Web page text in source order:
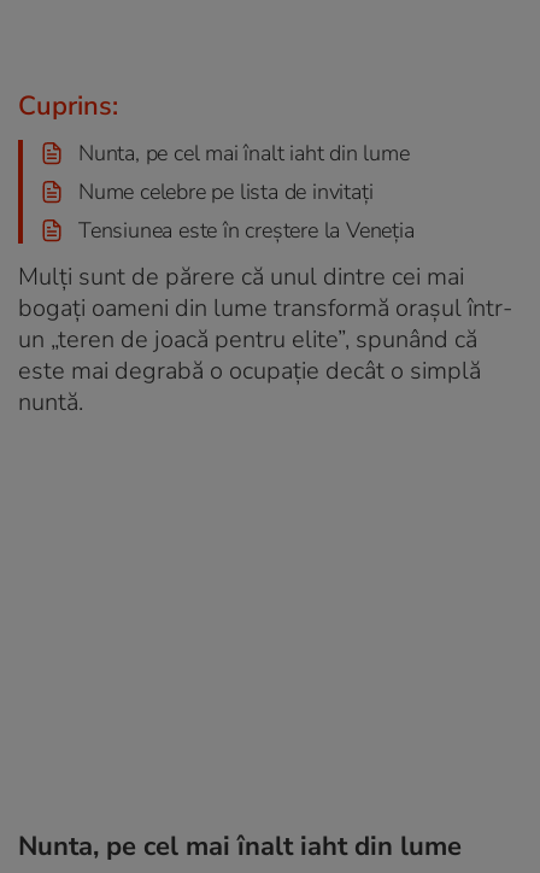
Cuprins:
Nunta, pe cel mai înalt iaht din lume
Nume celebre pe lista de invitați
Tensiunea este în creștere la Veneția
Mulți sunt de părere că unul dintre cei mai
bogați oameni din lume transformă orașul într-
un „teren de joacă pentru elite”, spunând că
este mai degrabă o ocupație decât o simplă
nuntă.
Nunta, pe cel mai înalt iaht din lume